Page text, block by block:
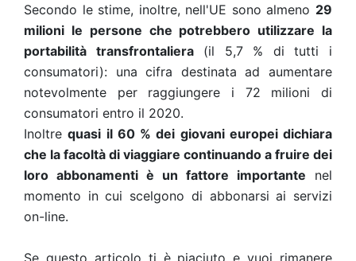
Secondo le stime, inoltre, nell'UE sono almeno 29
milioni le persone che potrebbero utilizzare la
portabilità transfrontaliera(il 5,7 % di tutti i
consumatori): una cifra destinata ad aumentare
notevolmente per raggiungere i 72 milioni di
consumatori entro il 2020.
Inoltrequasi il 60 % dei giovani europei dichiara
che la facoltà di viaggiare continuando a fruire dei
loro abbonamenti è un fattore importante nel
momento in cui scelgono di abbonarsi ai servizi
on-line.
Se questo articolo ti è piaciuto e vuoi rimanere